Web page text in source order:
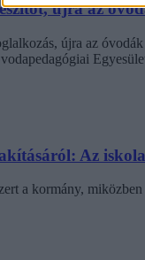
újra az
újra az
Az
a kormány,